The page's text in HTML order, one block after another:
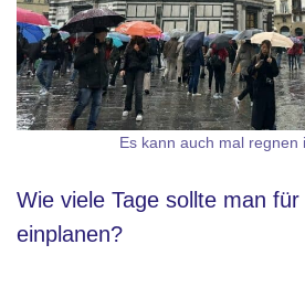
Es kann auch mal regnen
Wie viele Tage sollte man für
einplanen?